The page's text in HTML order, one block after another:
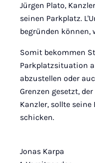
Jürgen Plato,
seinen Parkplatz.
begründen können,
Somit bekommen
Parkplatzsituation
abzustellen oder
Grenzen gesetzt,
Kanzler, sollte
schicken.
Jonas Karpa